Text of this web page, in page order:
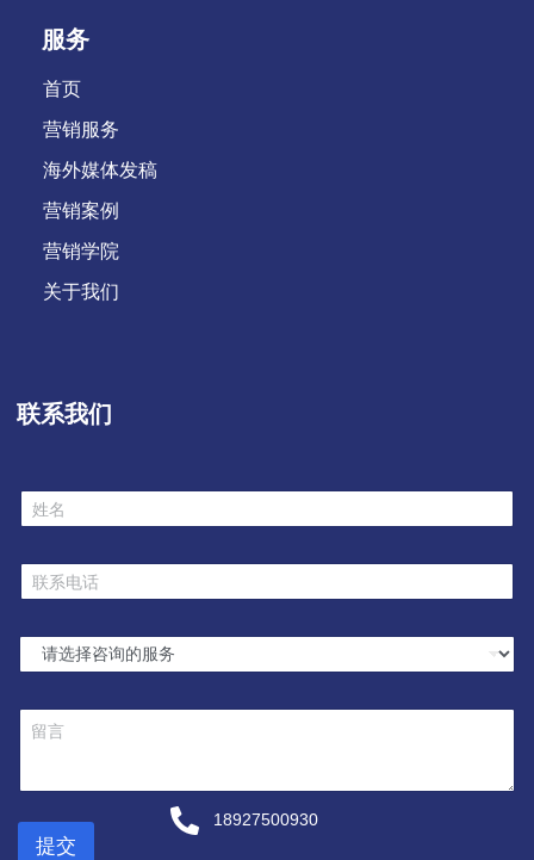
服务
首页
营销服务
海外媒体发稿
营销案例
营销学院
关于我们
联系我们
姓
名
联
系
话
选
择
务
留
言
提交
18927500930